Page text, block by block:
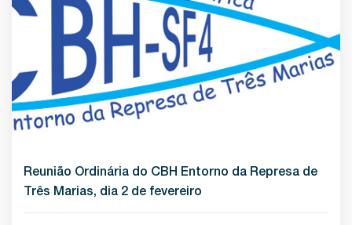
Reunião Ordinária do CBH Entorno da Represa de
Três Marias, dia 2 de fevereiro